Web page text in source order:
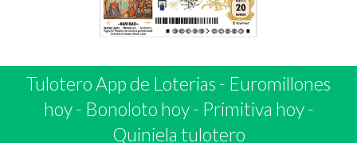
Tulotero App de Loterias - Euromillones
hoy- Bonoloto hoy- Primitiva hoy-
Quiniela tulotero